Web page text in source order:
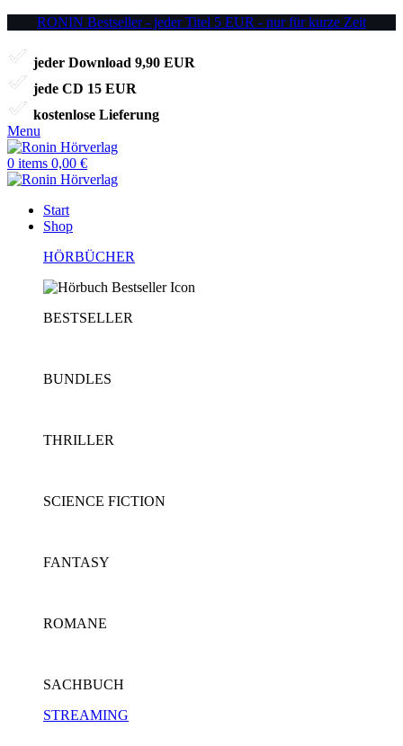
RONIN Bestseller - jeder Titel 5 EUR - nur für kurze Zeit
jeder Download 9,90 EUR
jede CD 15 EUR
kostenlose Lieferung
Menu
0 items 0,00 €
Start
Shop
HÖRBÜCHER
BESTSELLER
BUNDLES
THRILLER
SCIENCE FICTION
FANTASY
ROMANE
SACHBUCH
STREAMING